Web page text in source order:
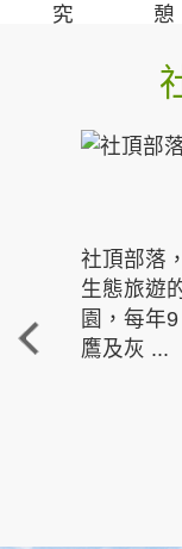
究
憩
社頂部落
生態旅遊
園，每年
鷹及灰 ...